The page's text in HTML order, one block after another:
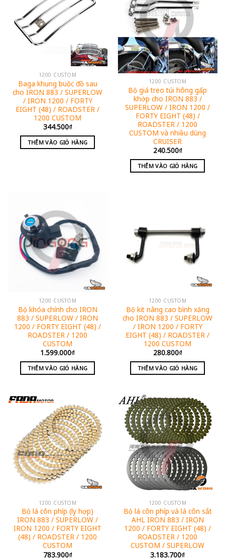
1200 CUSTOM
Baga khung buộc đồ sau
cho IRON 883 / SUPERLOW
/ IRON 1200 / FORTY
EIGHT (48) / ROADSTER /
1200 CUSTOM
344.500₫
THÊM VÀO GIỎ HÀNG
1200 CUSTOM
Bộ giá treo túi hông gấp
khớp cho IRON 883 /
SUPERLOW / IRON 1200 /
FORTY EIGHT (48) /
ROADSTER / 1200
CUSTOM và nhiều dùng
CRUISER
240.500₫
THÊM VÀO GIỎ HÀNG
1200 CUSTOM
Bộ khóa chính cho IRON
883 / SUPERLOW / IRON
1200 / FORTY EIGHT (48) /
ROADSTER / 1200
CUSTOM
1.599.000₫
THÊM VÀO GIỎ HÀNG
1200 CUSTOM
Bộ kit nâng cao bình xăng
cho IRON 883 / SUPERLOW
/ IRON 1200 / FORTY
EIGHT (48) / ROADSTER /
1200 CUSTOM
280.800₫
THÊM VÀO GIỎ HÀNG
1200 CUSTOM
Bộ lá côn phíp (ly hợp)
IRON 883 / SUPERLOW /
IRON 1200 / FORTY EIGHT
(48) / ROADSTER / 1200
CUSTOM
783.900₫
1200 CUSTOM
Bộ lá côn phíp và lá côn sắt
AHL IRON 883 / IRON
1200 / FORTY EIGHT (48) /
ROADSTER / 1200
CUSTOM / SUPERLOW
3.183.700₫